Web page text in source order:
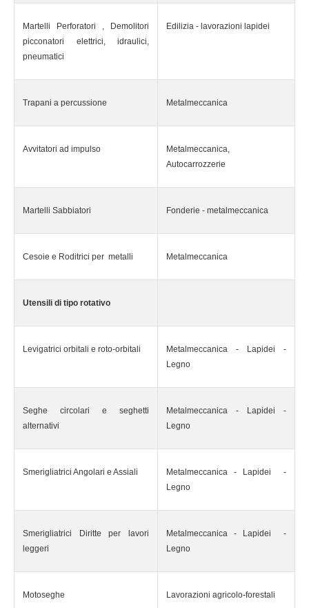
Martelli Perforatori , Demolitori
picconatori elettrici, idraulici,
pneumatici
Edilizia - lavorazioni lapidei
Trapani a percussione Metalmeccanica
Avvitatori ad impulso
Metalmeccanica,
Autocarrozzerie
Martelli Sabbiatori Fonderie - metalmeccanica
Cesoie e Roditrici per metalli Metalmeccanica
Utensili di tipo rotativo
Levigatrici orbitali e roto-orbitali
Metalmeccanica - Lapidei -
Legno
Seghe circolari e seghetti
alternativi
Metalmeccanica - Lapidei -
Legno
Smerigliatrici Angolari e Assiali
Metalmeccanica - Lapidei -
Legno
Smerigliatrici Diritte per lavori
leggeri
Metalmeccanica - Lapidei -
Legno
Motoseghe Lavorazioni agricolo-forestali